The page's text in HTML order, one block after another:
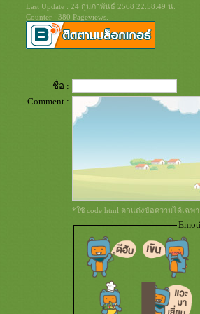
Last Update : 24 กุมภาพันธ์ 2568 22:58:49 น.
Counter : 380 Pageviews.
ชื่อ :
Comment :
*ใช้ code html ตกแต่งข้อความได้เฉพ